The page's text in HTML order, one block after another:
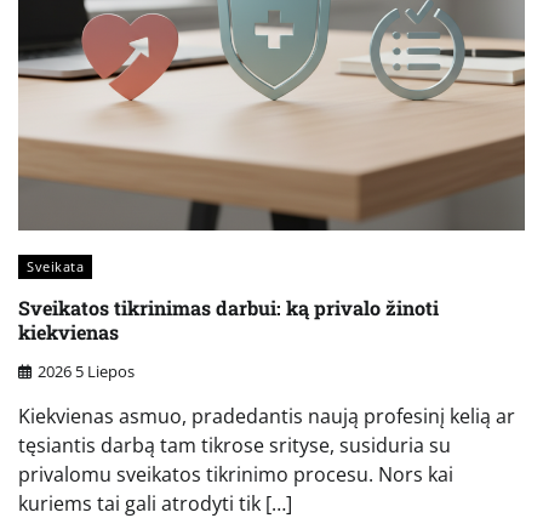
Sveikata
Sveikatos tikrinimas darbui: ką privalo žinoti
kiekvienas
2026 5 Liepos
Kiekvienas asmuo, pradedantis naują profesinį kelią ar
tęsiantis darbą tam tikrose srityse, susiduria su
privalomu sveikatos tikrinimo procesu. Nors kai
kuriems tai gali atrodyti tik […]